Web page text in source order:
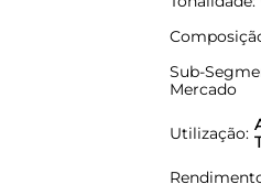
Sub-
Mercado
Utilização